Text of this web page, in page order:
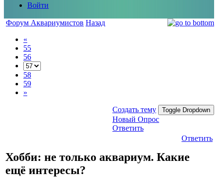
Войти
Форум Аквариумистов Назад
«
55
56
58
59
»
Создать тему Toggle Dropdown
Новый Опрос
Ответить
Ответить
Хобби: не только аквариум. Какие
ещё интересы?